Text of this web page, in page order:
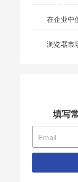
在企业中
浏览器市
填写